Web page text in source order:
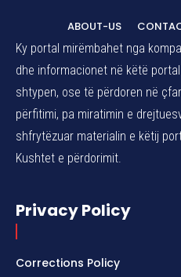
ABOUT-US
Ky portal mirëmbahet nga
dhe informacionet në këtë
shtypen, ose të përdoren në
përfitimi, pa miratimin e
shfrytëzuar materialin e këtij
Kushtet e përdorimit.
Privacy Policy
Corrections Policy